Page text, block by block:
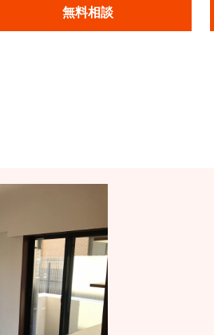
無料相談